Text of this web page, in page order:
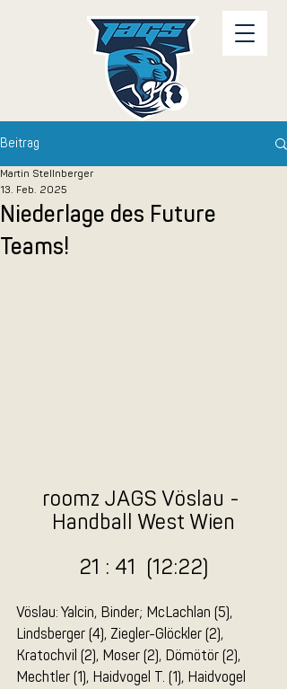
Beitrag
Niederlage des Future
Teams!
Martin Stellnberger
13. Feb. 2025
roomz JAGS Vöslau -
Handball West Wien
21 : 41  (12:22)
Vöslau: Yalcin, Binder; McLachlan (5),
Lindsberger (4), Ziegler-Glöckler (2),
Kratochvil (2), Moser (2), Dömötör (2),
Mechtler (1), Haidvogel T. (1), Haidvogel